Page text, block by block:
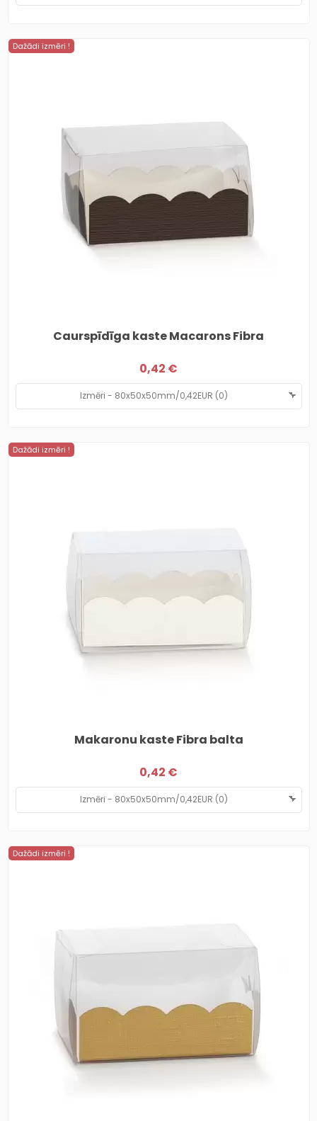
Dažādi izmēri !
Caurspīdīga kaste Macarons Fibra
0,42 €
Dažādi izmēri !
Makaronu kaste Fibra balta
0,42 €
Dažādi izmēri !